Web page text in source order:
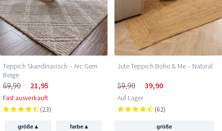
Teppich Skandinavisch – Arc Gem
Beige
69,90 21,95
Fast ausverkauft
(23)
größe▴ farbe ▴
Jute Teppich Boho & Me – Natural
59,90 39,90
Auf Lager
(62)
größe